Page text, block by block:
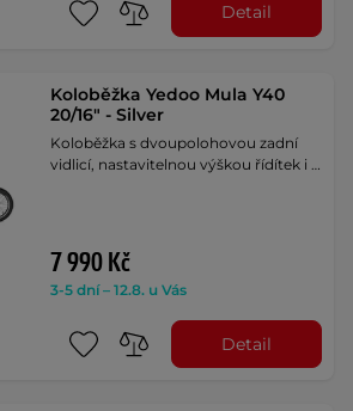
Detail
Koloběžka Yedoo Mula Y40
20/16" - Silver
Koloběžka s dvoupolohovou zadní
vidlicí, nastavitelnou výškou řídítek i …
7 990 Kč
3-5 dní – 12.8. u Vás
Detail